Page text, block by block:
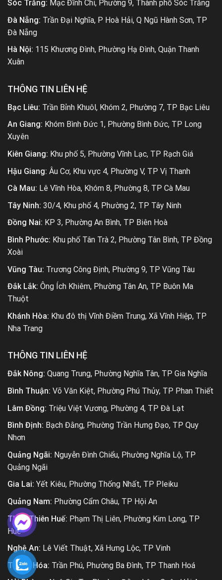
Sóc Trăng: Mạc Đĩnh Chi, Phường 9, Thành phố Sóc Trăng
Đà Nẵng: Trần Đại Nghĩa, P Hoà Hải, Q Ngũ Hành Sơn, TP
Đà Nẵng
Hà Nội: 115 Khương Đình, Phường Hạ Đình, Quận Thanh
Xuân
THÔNG TIN LIÊN HỆ
Bạc Liêu: Trần Bỉnh Khuôl, Khóm 2, Phường 7, TP Bạc Liêu
An Giang: Khóm Bình Đức 1, Phường Bình Đức, TP Long
Xuyên
Kiên Giang: Khu phố 5, Phường Vĩnh Lạc, TP Rạch Giá
Hậu Giang: Âu Cơ, Khu vực 4, Phường V, TP Vị Thanh
Cà Mau: Lê Vĩnh Hòa, Khóm 8, Phường 8, TP Cà Mau
Tây Ninh: 30/4, Khu phố 4, Phường 2, TP Tây Ninh
Đồng Nai: KP 3, Phường An Bình, TP Biên Hoà
Bình Phước: Khu phố Tân Trà 2, Phường Tân Bình, TP Đồng
Xoài
Vũng Tàu: Trương Công Định, Phường 9, TP Vũng Tàu
Đắk Lắk: Ông Ích Khiêm, Phường Tân An, TP Buôn Ma
Thuột
Khánh Hòa: Khu đô thị Vĩnh Điềm Trung, Xã Vĩnh Hiệp, TP
Nha Trang
THÔNG TIN LIÊN HỆ
Đắk Nông: Quang Trung, Phường Nghĩa Tân, TP Gia Nghĩa
Bình Thuận: Võ Văn Kiệt, Phường Phú Thủy, TP Phan Thiết
Lâm Đồng: Triệu Việt Vương, Phường 4, TP Đà Lạt
Bình Định: Bạch Đằng, Phường Trần Hưng Đạo, TP Quy
Nhơn
Quảng Ngãi: Nguyễn Đình Chiểu, Phường Nghĩa Lộ, TP
Quảng Ngãi
Gia Lai: Yết Kiêu, Phường Thống Nhất, TP Pleiku
Quảng Nam: Phường Cẩm Châu, TP Hội An
Thừa Thiên Huế: Phạm Thị Liên, Phường Kim Long, TP
Huế
Nghệ An: Lê Viết Thuật, Xã Hưng Lộc, TP Vinh
Thanh Hóa: Trần Phú, Phường Ba Đình, TP Thanh Hoá